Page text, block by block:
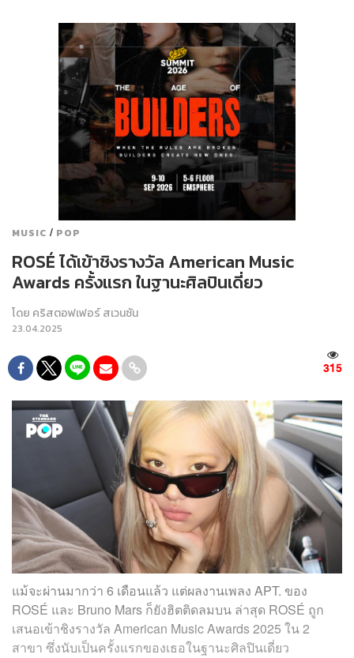
MUSIC / POP
ROSÉ ได้เข้าชิงรางวัล American Music
Awards ครั้งแรก ในฐานะศิลปินเดี่ยว
โดย คริสตอฟเฟอร์ สเวนซัน
23.04.2025
315
แม้จะผ่านมากว่า 6 เดือนแล้ว แต่ผลงานเพลง APT. ของ
ROSÉ และ Bruno Mars ก็ยังฮิตติดลมบน ล่าสุด ROSÉ ถูก
เสนอเข้าชิงรางวัล American Music Awards 2025 ใน 2
สาขา ซึ่งนับเป็นครั้งแรกของเธอในฐานะศิลปินเดี่ยว